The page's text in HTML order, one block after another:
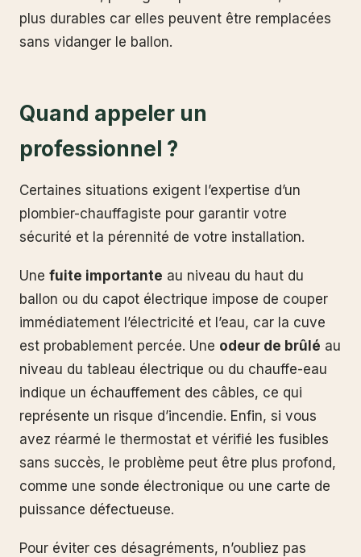
plus durables car elles peuvent être remplacées
sans vidanger le ballon.
Quand appeler un
professionnel ?
Certaines situations exigent l’expertise d’un
plombier-chauffagiste pour garantir votre
sécurité et la pérennité de votre installation.
Une fuite importante au niveau du haut du
ballon ou du capot électrique impose de couper
immédiatement l’électricité et l’eau, car la cuve
est probablement percée. Une odeur de brûlé au
niveau du tableau électrique ou du chauffe-eau
indique un échauffement des câbles, ce qui
représente un risque d’incendie. Enfin, si vous
avez réarmé le thermostat et vérifié les fusibles
sans succès, le problème peut être plus profond,
comme une sonde électronique ou une carte de
puissance défectueuse.
Pour éviter ces désagréments, n’oubliez pas